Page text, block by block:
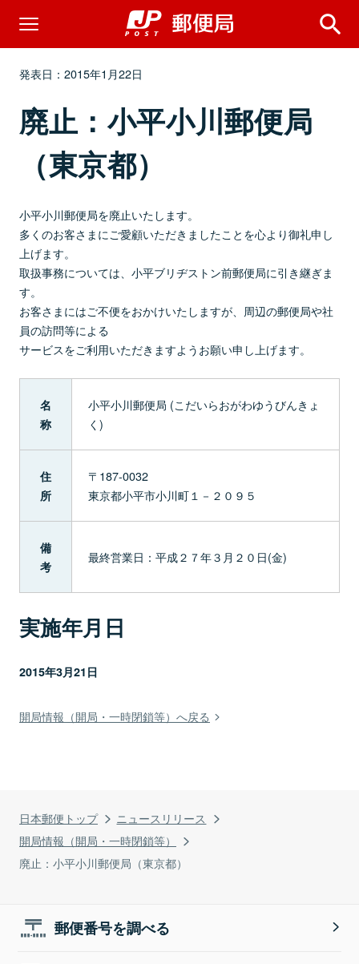
日本郵便トップ
ニュースリリース
開局情報（開局・一時閉鎖等）
廃止：小平小川郵便局（東京都）
発表日：2015年1月22日
廃止：小平小川郵便局
（東京都）
小平小川郵便局を廃止いたします。
多くのお客さまにご愛顧いただきましたことを心より御礼申し
上げます。
取扱事務については、小平ブリヂストン前郵便局に引き継ぎま
す。
お客さまにはご不便をおかけいたしますが、周辺の郵便局や社
員の訪問等による
サービスをご利用いただきますようお願い申し上げます。
名
称
小平小川郵便局 (こだいらおがわゆうびんきょ
く)
住
所
〒187-0032
東京都小平市小川町１－２０９５
備
考
最終営業日：平成２７年３月２０日(金)
実施年月日
2015年3月21日
開局情報（開局・一時閉鎖等）へ戻る
郵便番号を調べる